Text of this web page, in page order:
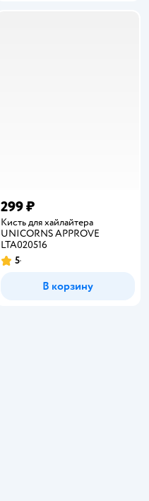
299 ₽
Кисть для хайлайтера
UNICORNS APPROVE
LTA020516
Рейтинг:
5
В корзину